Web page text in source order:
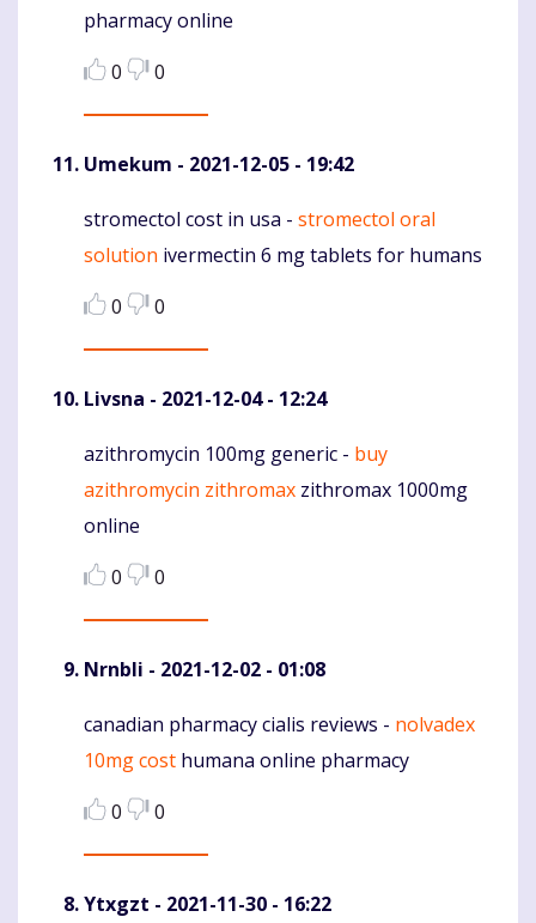
pharmacy online
0
0
Umekum - 2021-12-05 - 19:42
Komentaras
stromectol cost in usa - stromectol oral
solution ivermectin 6 mg tablets for humans
0
0
Livsna - 2021-12-04 - 12:24
Komentaras
azithromycin 100mg generic - buy
azithromycin zithromax zithromax 1000mg
online
0
0
Nrnbli - 2021-12-02 - 01:08
Komentaras
canadian pharmacy cialis reviews - nolvadex
10mg cost humana online pharmacy
0
0
Ytxgzt - 2021-11-30 - 16:22